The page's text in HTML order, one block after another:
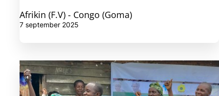
Afrikin (F.V) - Congo (Goma)
7 september 2025